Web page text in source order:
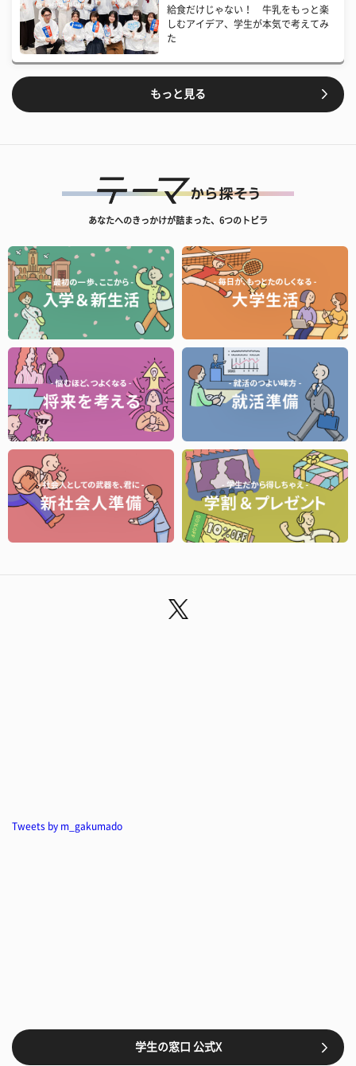
給食だけじゃない！ 牛乳をもっと楽
しむアイデア、学生が本気で考えてみ
た
もっと見る
あなたへのきっかけが詰まった、6つのトビラ
Tweets by m_gakumado
学生の窓口 公式X